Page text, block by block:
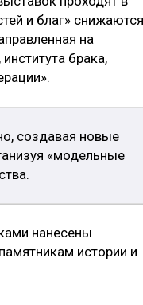
и благ»
на
брака,
создавая новые
«модельные
нанесены
истории и